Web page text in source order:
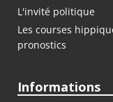
L'invité politique
Les courses
pronostics
Informations